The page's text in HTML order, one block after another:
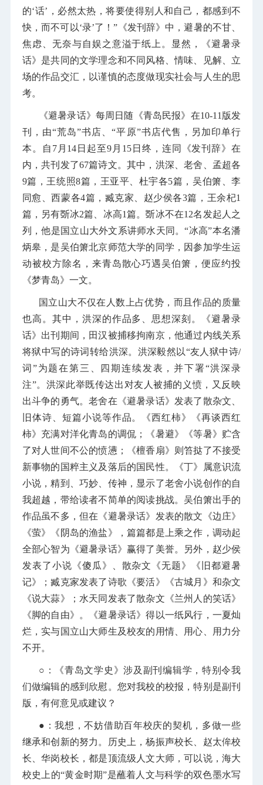
的‘话’，必然太热，将要使得别人和自己，都感到不
快，而不可以‘录’了！”《发刊辞》中，避暑的不甘、
焦虑、无奈与自娱之意溢于纸上。显然，《避暑录
话》是共同的文学理念和不同风格、情味、见解、立
场的作品交汇，以谨慎的态度做现实社会与人生的思
考。
《避暑录话》每周日随《青岛民报》在10-11版发
刊，由“荒岛”书店、“平原”书店代售，另加印单行
本。自7月14日起至9月15日终，连同《发刊辞》在
内，共刊发了67篇诗文。其中，洪深、老舍、孟超各
9篇，王统照8篇，王亚平、杜宇各5篇，吴伯箫、李
同愈、西蒙各4篇，臧克家、赵少侯各3篇，王余杞1
篇，另有斲冰2篇、冰高1篇。斲冰不在12名发起人之
列，他是国立山大外文系讲师水天同。“冰高”本名潘
炳皋，是吴伯箫北京师范大学的同学，因参加学生运
动被校方除名，来青岛散心巧遇吴伯箫，便应约投
《梦青岛》一文。
国立山大不仅在人数上占优势，而且作品的质量
也高。其中，洪深的作品多、思想深刻。《避暑录
话》出刊期间，田汉被捕移拘南京，他通过内线关系
将狱中写的诗词转给洪深。洪深毅然以“友人狱中诗/
词”为题在第三、四期连续发表，并下署“洪深录
注”。洪深此举既传达出对友人被捕的义愤，又反映
出斗争的勇气。老舍在《避暑录话》发表了散杂文、
旧体诗、短篇小说等作品。《西红柿》《再谈西红
柿》充满对洋化青岛的调侃；《暑避》《等暑》贮含
了对人世间不公的愤懑；《檀香扇》则笞挞了不接受
新事物的国粹主义及落后的国民性。《丁》属意识流
小说，精到、巧妙、传神，显示了老舍小说创作的自
我超越，带给读者不简单的阅读挑战。吴伯箫出手的
作品虽不多，但在《避暑录话》发表的散文《边庄》
《萤》《阴岛的渔盐》，篇篇都是上乘之作，调动起
全部心智为《避暑录话》赢得了美誉。另外，赵少侯
发表了小说《傻瓜》、散杂文《无题》《旧都避暑
记》；臧克家发表了诗歌《要活》《古城月》和杂文
《说大蒜》；水天同发表了散杂文《兰州人的笑话》
《脚的自由》。《避暑录话》得以一纸风行，一夏灿
烂，实与国立山大师生及校友的用情、用心、用力分
不开。
○：
《青岛文学史》涉及副刊编辑学，特别令我
们做编辑的感到欣慰。您对我校的校报，特别是副刊
版，有何意见或建议？
●：我想，不妨借助百年校庆的契机，多做一些
继承和创新的努力。历史上，杨振声校长、赵太侔校
长、华岗校长，都是顶流级人文大师，可以说，海大
校史上的“黄金时期”是蘸着人文与科学的双色墨水写